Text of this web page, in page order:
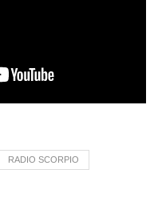
RADIO SCORPIO